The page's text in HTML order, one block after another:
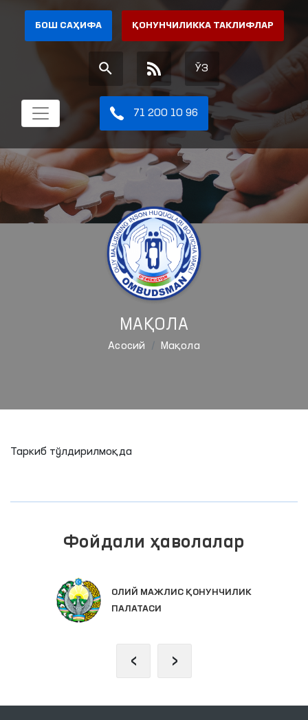
БОШ САҲИФА ҚОНУНЧИЛИККА ТАКЛИФЛАР
ЎЗ
71 200 10 96
МАҚОЛА
Aсосий Мақола
Таркиб тўлдирилмоқда
Фойдали ҳаволалар
ОЛИЙ МАЖЛИС ҚОНУНЧИЛИК
ПАЛАТАСИ
‹ ›